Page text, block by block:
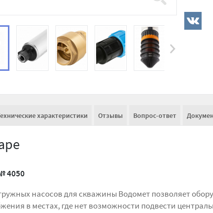
характеристики Отзывы Вопрос-ответ
4050
насосов для скважины Водомет позволяет
в местах, где нет возможности подвести